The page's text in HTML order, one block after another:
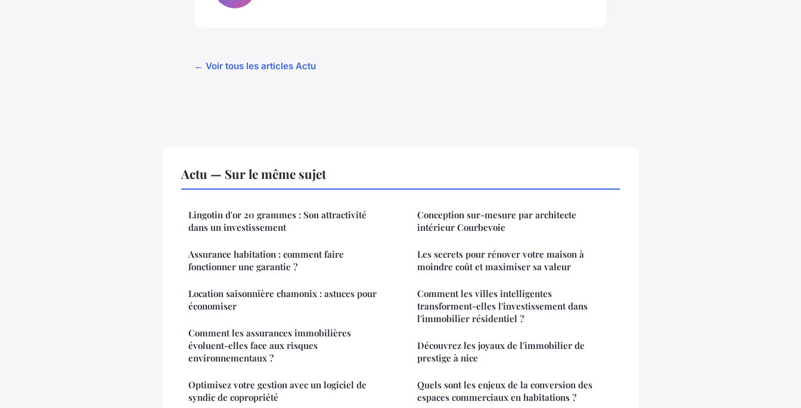
← Voir tous les articles Actu
Actu — Sur le même sujet
Lingotin d'or 20 grammes : Son attractivité
dans un investissement
Assurance habitation : comment faire
fonctionner une garantie ?
Location saisonnière chamonix : astuces pour
économiser
Comment les assurances immobilières
évoluent-elles face aux risques
environnementaux ?
Optimisez votre gestion avec un logiciel de
syndic de copropriété
Conception sur-mesure par architecte
intérieur Courbevoie
Les secrets pour rénover votre maison à
moindre coût et maximiser sa valeur
Comment les villes intelligentes
transforment-elles l'investissement dans
l'immobilier résidentiel ?
Découvrez les joyaux de l'immobilier de
prestige à nice
Quels sont les enjeux de la conversion des
espaces commerciaux en habitations ?